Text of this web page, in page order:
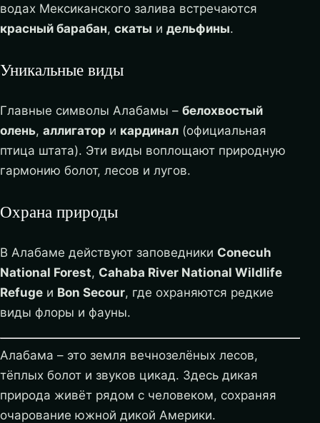
водах Мексиканского залива встречаются
красный барабан, скаты и дельфины.
Уникальные виды
Главные символы Алабамы – белохвостый
олень, аллигатор и кардинал (официальная
птица штата). Эти виды воплощают природную
гармонию болот, лесов и лугов.
Охрана природы
В Алабаме действуют заповедники Conecuh
National Forest, Cahaba River National Wildlife
Refuge и Bon Secour, где охраняются редкие
виды флоры и фауны.
Алабама – это земля вечнозелёных лесов,
тёплых болот и звуков цикад. Здесь дикая
природа живёт рядом с человеком, сохраняя
очарование южной дикой Америки.